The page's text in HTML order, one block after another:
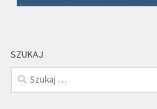
SZUKAJ
Szukaj: